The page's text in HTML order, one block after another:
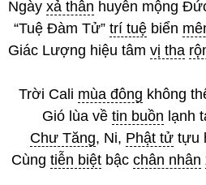
Ngày xả thân huyễn mộng
“Tuệ Đàm Tử” trí tuệbiển
Giác Lượng hiệu tâm vị tha
Trời Cali mùa đông không
Gió lùa về tin buồn lạnh
Chư Tăng, Ni, Phật tử tựu
Cùng tiễn biệt bậc chân nhân